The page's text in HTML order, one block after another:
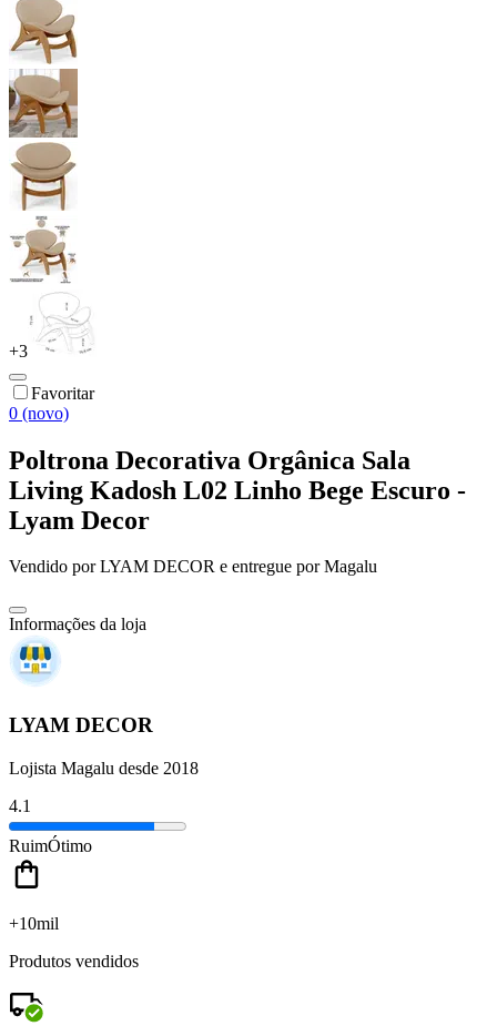
+3
Favoritar
0 (novo)
Poltrona Decorativa Orgânica Sala
Living Kadosh L02 Linho Bege Escuro -
Lyam Decor
Vendido porLYAM DECOR e entregue por Magalu
Informações da loja
LYAM DECOR
Lojista Magalu desde 2018
4.1
RuimÓtimo
+10mil
Produtos vendidos